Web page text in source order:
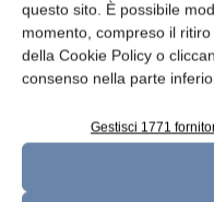
questo sito. È possibile
momento, compreso il
della Cookie Policy o
consenso nella parte
Gestisci 1771
Messaggio